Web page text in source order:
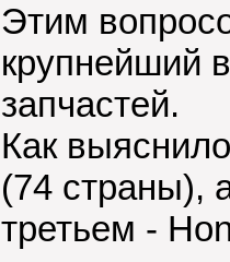
Этим
крупнейший
запчастей.
Как
(74 страны),
третьем -